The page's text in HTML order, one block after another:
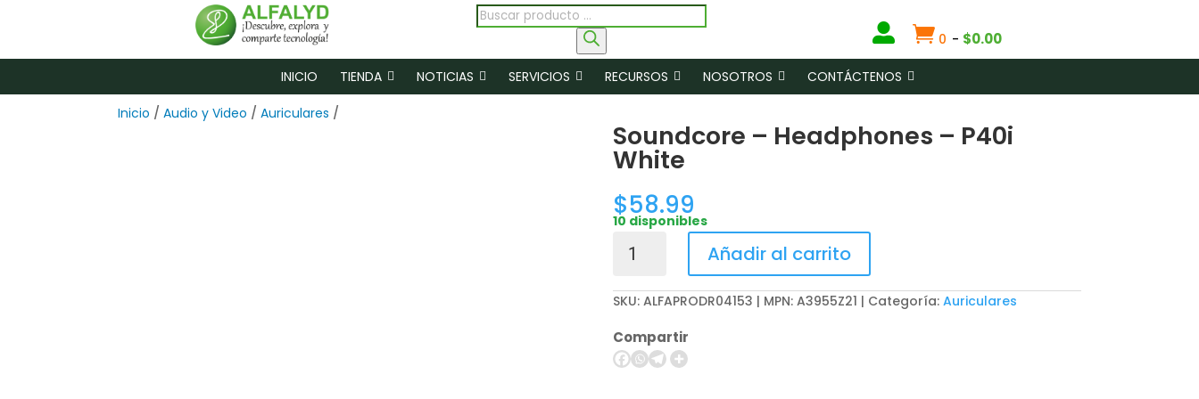
Búsqueda
productos
  0 - $0.00
INICIO TIENDA NOTICIAS SERVICIOS RECURSOS NOSOTROS CONTÁCTENOS
Inicio / Audio y Video / Auriculares /
Soundcore – Headphones – P40i
White
$58.99
10 disponibles
Headphones
-
White
cantidad
Añadir al carrito
SKU: ALFAPRODR04153 | MPN: A3955Z21 Categoría: Auriculares
Compartir